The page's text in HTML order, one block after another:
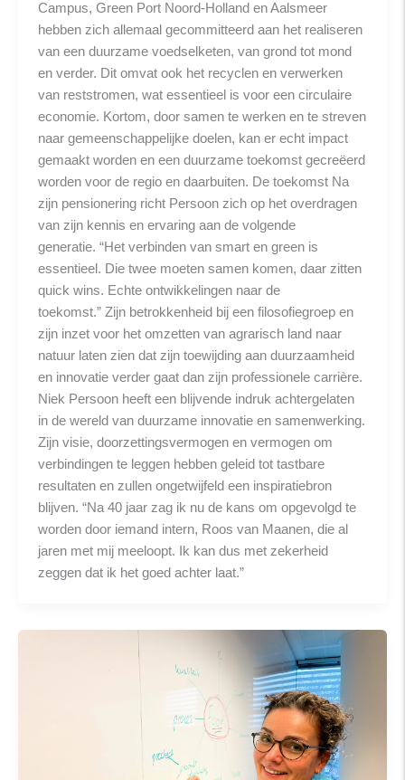
Campus, Green Port Noord-Holland en Aalsmeer
hebben zich allemaal gecommitteerd aan het realiseren
van een duurzame voedselketen, van grond tot mond
en verder. Dit omvat ook het recyclen en verwerken
van reststromen, wat essentieel is voor een circulaire
economie. Kortom, door samen te werken en te streven
naar gemeenschappelijke doelen, kan er echt impact
gemaakt worden en een duurzame toekomst gecreëerd
worden voor de regio en daarbuiten. De toekomst Na
zijn pensionering richt Persoon zich op het overdragen
van zijn kennis en ervaring aan de volgende
generatie. “Het verbinden van smart en green is
essentieel. Die twee moeten samen komen, daar zitten
quick wins. Echte ontwikkelingen naar de
toekomst.” Zijn betrokkenheid bij een filosofiegroep en
zijn inzet voor het omzetten van agrarisch land naar
natuur laten zien dat zijn toewijding aan duurzaamheid
en innovatie verder gaat dan zijn professionele carrière.
Niek Persoon heeft een blijvende indruk achtergelaten
in de wereld van duurzame innovatie en samenwerking.
Zijn visie, doorzettingsvermogen en vermogen om
verbindingen te leggen hebben geleid tot tastbare
resultaten en zullen ongetwijfeld een inspiratiebron
blijven. “Na 40 jaar zag ik nu de kans om opgevolgd te
worden door iemand intern, Roos van Maanen, die al
jaren met mij meeloopt. Ik kan dus met zekerheid
zeggen dat ik het goed achter laat.”